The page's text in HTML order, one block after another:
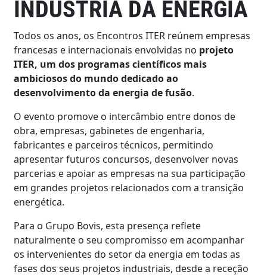
INDÚSTRIA DA ENERGIA
Todos os anos, os Encontros ITER reúnem empresas
francesas e internacionais envolvidas no projeto
ITER, um dos programas científicos mais
ambiciosos do mundo dedicado ao
desenvolvimento da energia de fusão.
O evento promove o intercâmbio entre donos de
obra, empresas, gabinetes de engenharia,
fabricantes e parceiros técnicos, permitindo
apresentar futuros concursos, desenvolver novas
parcerias e apoiar as empresas na sua participação
em grandes projetos relacionados com a transição
energética.
Para o Grupo Bovis, esta presença reflete
naturalmente o seu compromisso em acompanhar
os intervenientes do setor da energia em todas as
fases dos seus projetos industriais, desde a receção